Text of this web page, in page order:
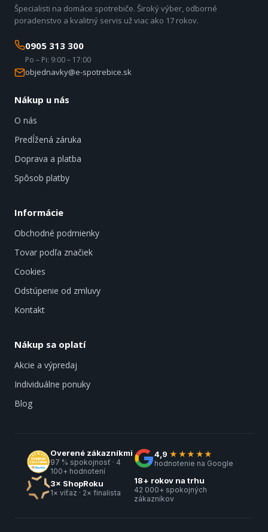
Špecialisti na domáce spotrebiče. Široký výber, odborné
poradenstvo a kvalitný servis už viac ako 17 rokov.
0905 313 300
Po – Pi: 9:00 – 17:00
objednavky@e-spotrebice.sk
Nákup u nás
O nás
Predĺžená záruka
Doprava a platba
Spôsob platby
Informácie
Obchodné podmienky
Tovar podľa značiek
Cookies
Odstúpenie od zmluvy
Kontakt
Nákup sa oplatí
Akcie a výpredaj
Individuálne ponuky
Blog
Overené zákazníkmi
97 % spokojnosť · 4
100+ hodnotení
4,9 ★★★★★
hodnotenie na Google
3× ShopRoku
1× víťaz · 2× finalista
18+ rokov na trhu
42 000+ spokojných
zákazníkov